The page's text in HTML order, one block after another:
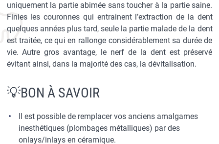
uniquement la partie abimée sans toucher à la partie saine.
Finies les couronnes qui entrainent l’extraction de la dent
quelques années plus tard, seule la partie malade de la dent
est traitée, ce qui en rallonge considérablement sa durée de
vie. Autre gros avantage, le nerf de la dent est préservé
évitant ainsi, dans la majorité des cas, la dévitalisation.
💡BON À SAVOIR
Il est possible de remplacer vos anciens amalgames
inesthétiques (plombages métalliques) par des
onlays/inlays en céramique.